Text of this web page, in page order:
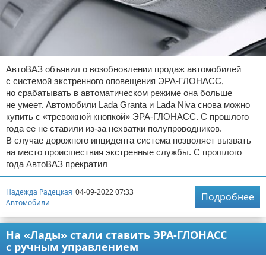
АвтоВАЗ объявил о возобновлении продаж автомобилей
с системой экстренного оповещения ЭРА-ГЛОНАСС,
но срабатывать в автоматическом режиме она больше
не умеет. Автомобили Lada Granta и Lada Niva снова можно
купить с «тревожной кнопкой» ЭРА-ГЛОНАСС. С прошлого
года ее не ставили из-за нехватки полупроводников.
В случае дорожного инцидента система позволяет вызвать
на место происшествия экстренные службы. С прошлого
года АвтоВАЗ прекратил
Надежда Радецкая 04-09-2022 07:33
Автомобили
Подробнее
На «Лады» стали ставить ЭРА-ГЛОНАСС
с ручным управлением